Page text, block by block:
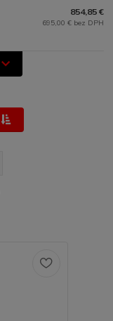
854,85 €
695,00 € bez DPH